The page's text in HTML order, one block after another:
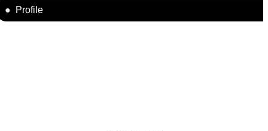
Profile